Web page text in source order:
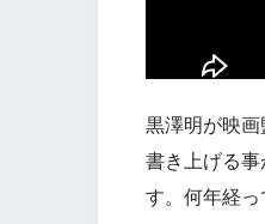
黒澤明が映
書き上げる
す。何年経っ